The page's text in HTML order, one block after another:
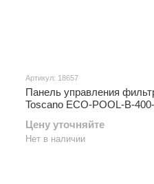
Артикул: 18657
Панель управления
Toscano ECO-POOL-B-
Цену уточняйте
Нет в наличии